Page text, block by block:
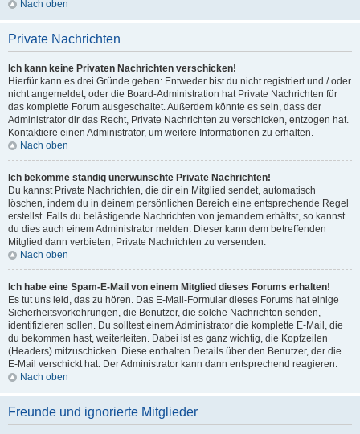
Nach oben
Private Nachrichten
Ich kann keine Privaten Nachrichten verschicken!
Hierfür kann es drei Gründe geben: Entweder bist du nicht registriert und / oder
nicht angemeldet, oder die Board-Administration hat Private Nachrichten für
das komplette Forum ausgeschaltet. Außerdem könnte es sein, dass der
Administrator dir das Recht, Private Nachrichten zu verschicken, entzogen hat.
Kontaktiere einen Administrator, um weitere Informationen zu erhalten.
Nach oben
Ich bekomme ständig unerwünschte Private Nachrichten!
Du kannst Private Nachrichten, die dir ein Mitglied sendet, automatisch
löschen, indem du in deinem persönlichen Bereich eine entsprechende Regel
erstellst. Falls du belästigende Nachrichten von jemandem erhältst, so kannst
du dies auch einem Administrator melden. Dieser kann dem betreffenden
Mitglied dann verbieten, Private Nachrichten zu versenden.
Nach oben
Ich habe eine Spam-E-Mail von einem Mitglied dieses Forums erhalten!
Es tut uns leid, das zu hören. Das E-Mail-Formular dieses Forums hat einige
Sicherheitsvorkehrungen, die Benutzer, die solche Nachrichten senden,
identifizieren sollen. Du solltest einem Administrator die komplette E-Mail, die
du bekommen hast, weiterleiten. Dabei ist es ganz wichtig, die Kopfzeilen
(Headers) mitzuschicken. Diese enthalten Details über den Benutzer, der die
E-Mail verschickt hat. Der Administrator kann dann entsprechend reagieren.
Nach oben
Freunde und ignorierte Mitglieder